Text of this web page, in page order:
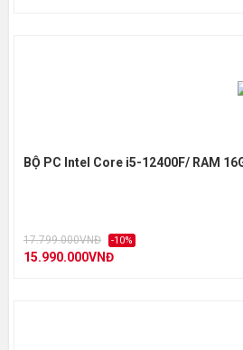
BỘ PC Intel Core i5-12400F/ RAM
17.799.000VNĐ -10%
15.990.000VNĐ